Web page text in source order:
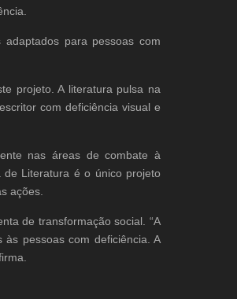
para pessoas com
projeto. A literatura pulsa na
com deficiência visual e
nas áreas de combate à
de Literatura é o único projeto
ações.
de transformação social. “A
pessoas com deficiência. A